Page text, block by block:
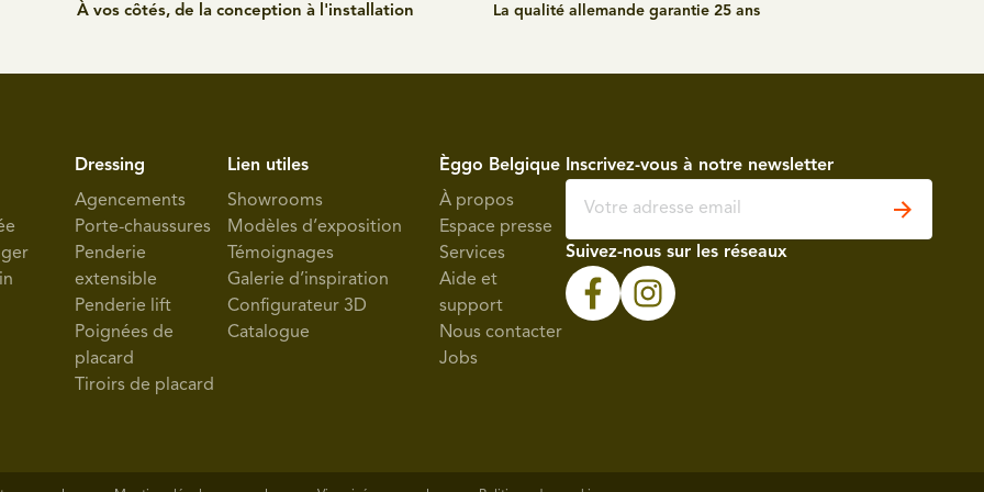
Bois-de-villers
à 18:30
Boortmeerbeek
10:00 à 18:30
- 5004 Bouge
Braine-L'Alleud
À vos côtés, de la conception à l'installation La qualité allemande garantie 25 ans
Dressing
Agencements
Porte-chaussures
Penderie
extensible
Penderie lift
Poignées de
placard
Tiroirs de placard
Lien utiles
Showrooms
Modèles d’exposition
Témoignages
Galerie d’inspiration
Configurateur 3D
Catalogue
Èggo Belgique
À propos
Espace presse
Services
Aide et
support
Nous contacter
Jobs
Inscrivez-vous à notre newsletter
Suivez-nous sur les réseaux